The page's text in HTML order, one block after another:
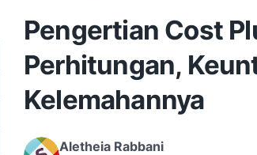
Pengertian Cost
Perhitungan,
Kelemahannya
Aletheia Rabbani